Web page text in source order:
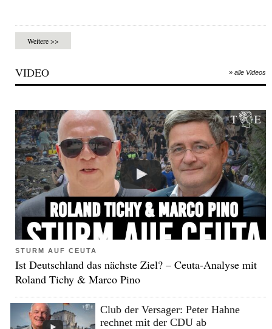
Weitere >>
VIDEO » alle Videos
STURM AUF CEUTA
Ist Deutschland das nächste Ziel? – Ceuta-Analyse mit
Roland Tichy & Marco Pino
Club der Versager: Peter Hahne
rechnet mit der CDU ab